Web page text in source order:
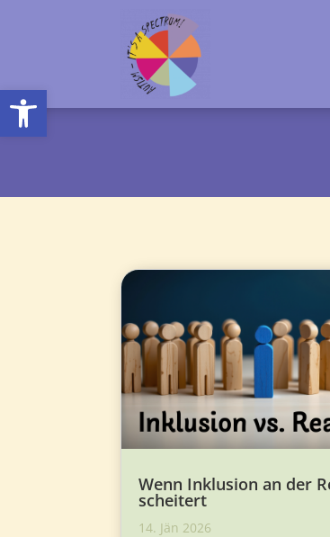
Open toolbar
Wenn Inklusion an der
scheitert
14. Jän 2026